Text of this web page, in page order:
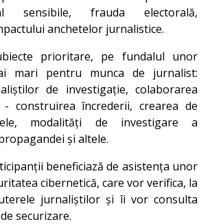
sensibile, frauda electorală,
anchetelor jurnalistice.
prioritare, pe fundalul unor
mari pentru munca de jurnalist:
de investigație, colaborarea
construirea încrederii, crearea de
modalități de investigare a
și altele.
beneficiază de asistența unor
cibernetică, care vor verifica, la
jurnaliștilor și îi vor consulta
securizare.